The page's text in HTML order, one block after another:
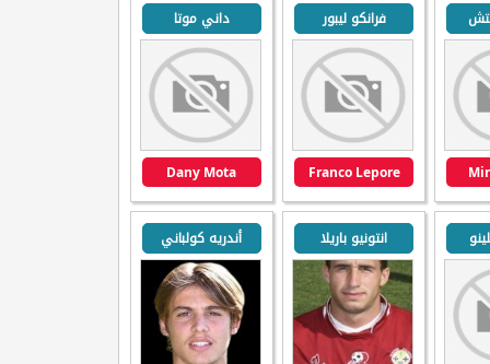
فرانكو ليبور
Franco Lepore
داني موتا
Dany Mota
انتونيو باريلا أندريه كولباني